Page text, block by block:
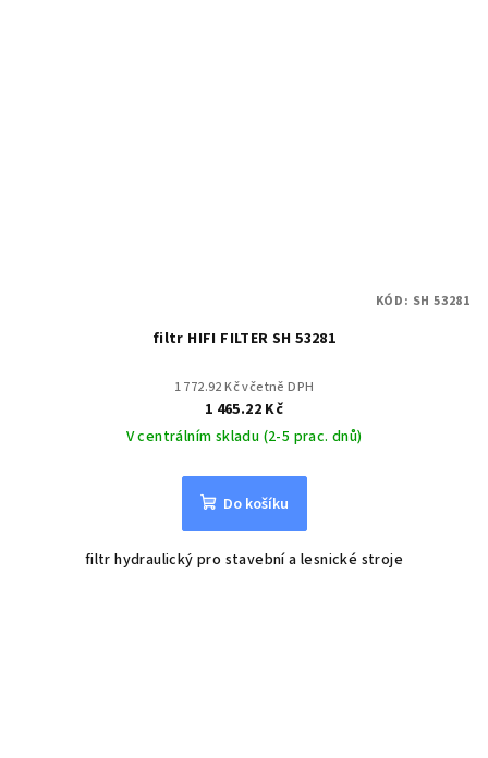
filtr HIFI FILTER SH 53281
1 772.92 Kč včetně DPH
1 465.22 Kč
V centrálním skladu (2-5 prac. dnů)
Do košíku
filtr hydraulický pro stavební a lesnické stroje
KÓD: SH 53281